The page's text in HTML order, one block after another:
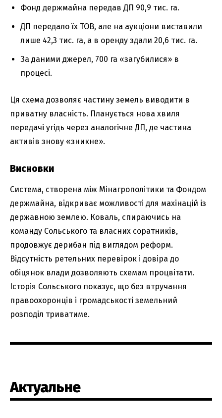
Фонд держмайна передав ДП 90,9 тис. га.
ДП передало їх ТОВ, але на аукціони виставили
лише 42,3 тис. га, а в оренду здали 20,6 тис. га.
За даними джерел, 700 га «загубилися» в
процесі.
Ця схема дозволяє частину земель виводити в
приватну власність. Планується нова хвиля
передачі угідь через аналогічне ДП, де частина
активів знову «зникне».
Висновки
Система, створена між Мінагрополітики та Фондом
держмайна, відкриває можливості для махінацій із
державною землею. Коваль, спираючись на
команду Сольського та власних соратників,
продовжує дерибан під виглядом реформ.
Відсутність ретельних перевірок і довіра до
обіцянок влади дозволяють схемам процвітати.
Історія Сольського показує, що без втручання
правоохоронців і громадськості земельний
розподіл триватиме.
Актуальне